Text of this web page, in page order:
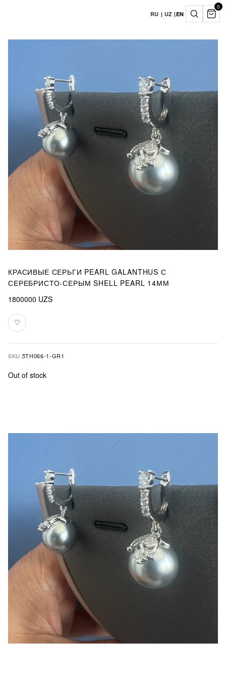
RU | UZ |EN
0
КРАСИВЫЕ СЕРЬГИ PEARL GALANTHUS С
СЕРЕБРИСТО-СЕРЫМ SHELL PEARL 14ММ
1800000 UZS
♡Add
to
SKU:5TH066-1-GR1
Out of stock